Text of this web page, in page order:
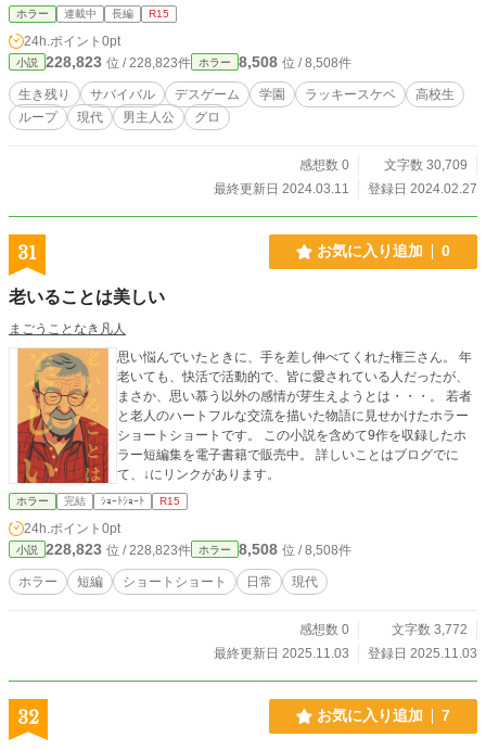
ホラー 連載中 長編 R15
24h.ポイント 0pt
小説 228,823 位 / 228,823件 ホラー 8,508 位 / 8,508件
生き残り サバイバル デスゲーム 学園 ラッキースケベ
高校生
ループ
現代 男主人公 グロ
感想数 0
文字数 30,709
最終更新日 2024.03.11
登録日 2024.02.27
31 お気に入り追加 0
老いることは美しい
まごうことなき凡人
思い悩んでいたときに、手を差し伸べてくれた権三さん。 年
老いても、快活で活動的で、皆に愛されている人だったが、
まさか、思い慕う以外の感情が芽生えようとは・・・。 若者
と老人のハートフルな交流を描いた物語に見せかけたホラー
ショートショートです。 この小説を含めて9作を収録したホ
ラー短編集を電子書籍で販売中。 詳しいことはブログでに
て、↓にリンクがあります。
ホラー 完結 ｼｮｰﾄｼｮｰﾄ R15
24h.ポイント 0pt
小説 228,823 位 / 228,823件 ホラー 8,508 位 / 8,508件
ホラー 短編 ショートショート 日常 現代
感想数 0
文字数 3,772
最終更新日 2025.11.03
登録日 2025.11.03
32 お気に入り追加 7